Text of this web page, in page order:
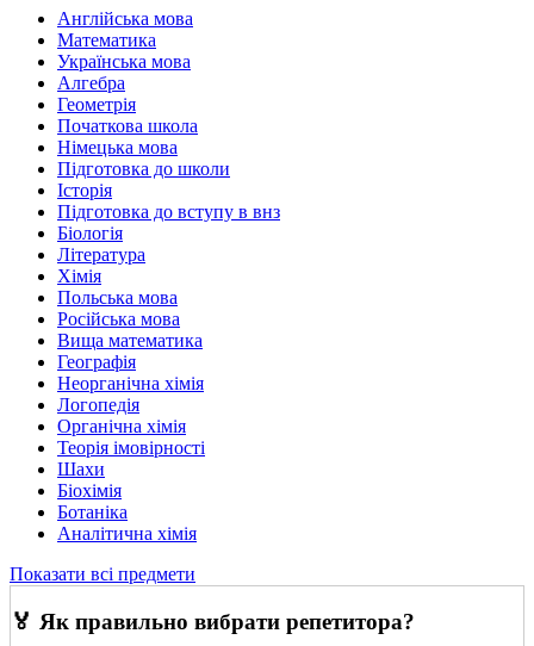
Англійська мова
Математика
Українська мова
Алгебра
Геометрія
Початкова школа
Німецька мова
Підготовка до школи
Історія
Підготовка до вступу в внз
Біологія
Література
Хімія
Польська мова
Російська мова
Вища математика
Географія
Неорганічна хімія
Логопедія
Органічна хімія
Теорія імовірності
Шахи
Біохімія
Ботаніка
Аналітична хімія
Показати всі предмети
🏅 Як правильно вибрати репетитора?